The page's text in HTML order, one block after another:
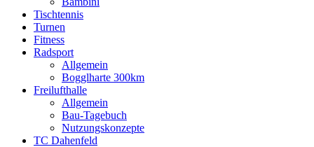
Tischtennis
Turnen
Fitness
Radsport
Allgemein
Bogglharte 300km
Freilufthalle
Allgemein
Bau-Tagebuch
Nutzungskonzepte
TC Dahenfeld